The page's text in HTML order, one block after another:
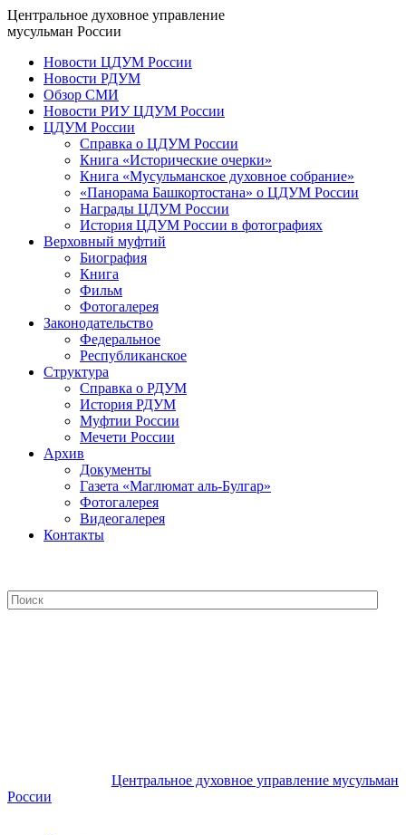
Центральное духовное управление
мусульман России
Новости ЦДУМ России
Новости РДУМ
Обзор СМИ
Новости РИУ ЦДУМ России
ЦДУМ России
Справка о ЦДУМ России
Книга «Исторические очерки»
Книга «Мусульманское духовное собрание»
«Панорама Башкортостана» о ЦДУМ России
Награды ЦДУМ России
История ЦДУМ России в фотографиях
Верховный муфтий
Биография
Книга
Фильм
Фотогалерея
Законодательство
Федеральное
Республиканское
Структура
Справка о РДУМ
История РДУМ
Муфтии России
Мечети России
Архив
Документы
Газета «Маглюмат аль-Булгар»
Фотогалерея
Видеогалерея
Контакты
Центральное духовное управление мусульман
России